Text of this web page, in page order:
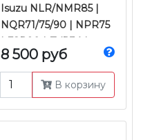
Isuzu NLR/NMR85 |
NQR71/75/90 | NPR75
| FSR90 | FVR34 |
Hyundai HD-65/72/78 |
Hino-300 | Denso
8 500 руб
В корзину